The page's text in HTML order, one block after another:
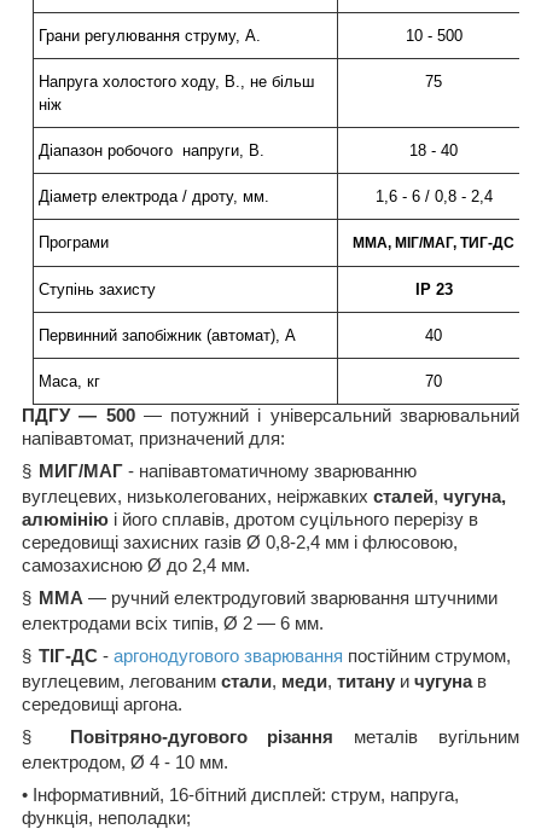
Грани регулювання струму, А. 10 - 500
Напруга холостого ходу, В., не більш
ніж
75
Діапазон робочого напруги, В 18 - 40
Діаметр електрода /дроту, мм 1,6 - 6 / 0,8 - 2,4
Програми ММА, МІГ/МАГ, ТИГ-ДС
Ступінь захисту IP 23
Первинний запобіжник (автомат), А 40
Маса, кг 70
ПДГУ — 500 — потужний і універсальний зварювальний
напівавтомат, призначений для:
§ МИГ/МАГ - напівавтоматичному зварюванню
вуглецевих, низьколегованих, неіржавких сталей, чугуна,
алюмінію і його сплавів, дротом суцільного перерізу в
середовищі захисних газів Ø 0,8-2,4 мм і флюсовою,
самозахисною Ø до 2,4 мм.
§ ММА — ручний електродуговий зварювання штучними
електродами всіх типів, Ø 2 — 6 мм.
§ T ІГ-ДC - аргонодугового зварювання постійним струмом,
вуглецевим, легованим стали, меди, титану и чугунав
середовищі аргона.
§
Повітряно-дугового різання металів вугільним
електродом, Ø 4 - 10 мм.
• Інформативний, 16-бітний дисплей: струм, напруга,
функція, неполадки;